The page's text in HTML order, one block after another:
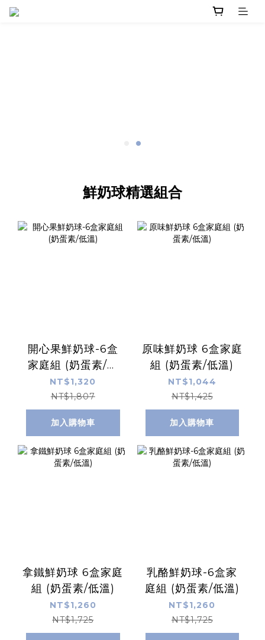
鮮奶球精選組合
開心果鮮奶球-6盒
家庭組 (奶蛋素/低
溫)
NT$1,320
NT$1,807
加入購物車
原味鮮奶球 6盒家庭
組 (奶蛋素/低溫)
NT$1,044
NT$1,425
加入購物車
拿鐵鮮奶球 6盒家庭
組 (奶蛋素/低溫)
NT$1,260
NT$1,725
乳酪鮮奶球-6盒家
庭組 (奶蛋素/低溫)
NT$1,260
NT$1,725